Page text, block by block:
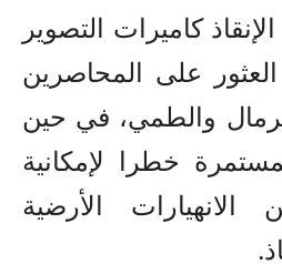
كاميرات التصوير
على المحاصرين
والطمي، في حين
خطرا لإمكانية
الأرضية